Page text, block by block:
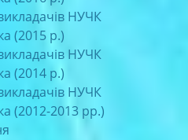
НУЧК
(2015 р.)
НУЧК
(2014 р.)
НУЧК
(2012-2013 рр.)